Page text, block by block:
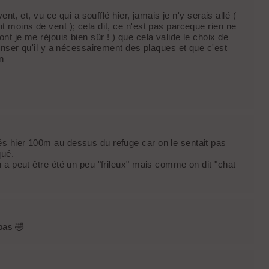
et, vu ce qui a soufflé hier, jamais je n'y serais allé (
moins de vent ); cela dit, ce n'est pas parceque rien ne
je me réjouis bien sûr ! ) que cela valide le choix de
qu'il y a nécessairement des plaques et que c'est
hier 100m au dessus du refuge car on le sentait pas
peut être été un peu "frileux" mais comme on dit "chat
🤣